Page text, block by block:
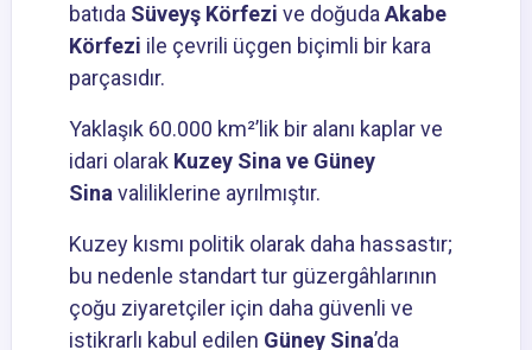
batıda Süveyş Körfezi ve doğuda Akabe
Körfezi ile çevrili üçgen biçimli bir kara
parçasıdır.
Yaklaşık 60.000 km²’lik bir alanı kaplar ve
idari olarak Kuzey Sina ve Güney
Sina valiliklerine ayrılmıştır.
Kuzey kısmı politik olarak daha hassastır;
bu nedenle standart tur güzergâhlarının
çoğu ziyaretçiler için daha güvenli ve
istikrarlı kabul edilen Güney Sina’da